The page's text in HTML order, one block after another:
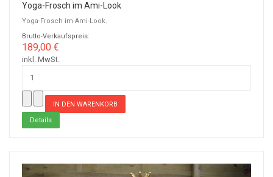
Yoga-Frosch im Ami-Look
Yoga-Frosch im Ami-Look.
Brutto-Verkaufspreis:
189,00 €
inkl. MwSt.
Details